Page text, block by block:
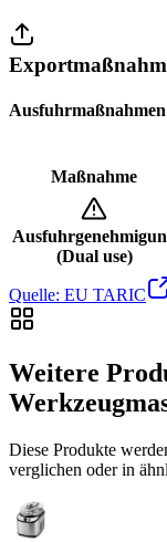
Ausfuhrmaßnahmen
Maßnahme
(Dual use)
Quelle: EU TARIC
Weitere
Diese Produkte
verglichen oder in